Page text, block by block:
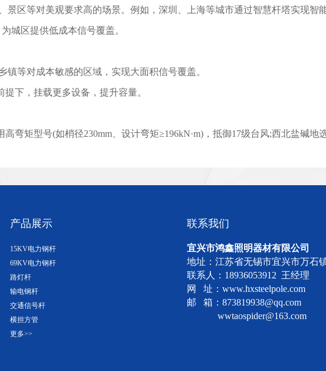
景区等对美观要求高的场景。例如，深圳、上海等城市通过智慧杆塔实现智
城区提供低成本信号覆盖。
镇等对成本敏感的区域，实现大面积信号覆盖。
下，挂载更多设备，提升容量。
弯矩型号(如梢径230mm、设计弯矩≥196kN·m)，抵御17级台风;西北盐碱地
产品展示
15KV电力钢杆
69KV电力钢杆
路灯杆
输电钢杆
交通信号杆
横担方管
更多>>
联系我们
宜兴市鸿鑫照明器材有限公司
地址：江苏省无锡市宜兴市万石
联系人：18936053912 王经理
网 址：www.hxsteelpole.com
邮 箱：873819938@qq.com
wwtaospider@163.com